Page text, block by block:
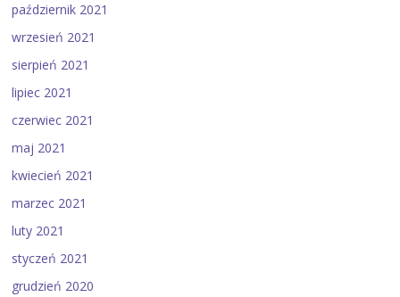
październik 2021
wrzesień 2021
sierpień 2021
lipiec 2021
czerwiec 2021
maj 2021
kwiecień 2021
marzec 2021
luty 2021
styczeń 2021
grudzień 2020